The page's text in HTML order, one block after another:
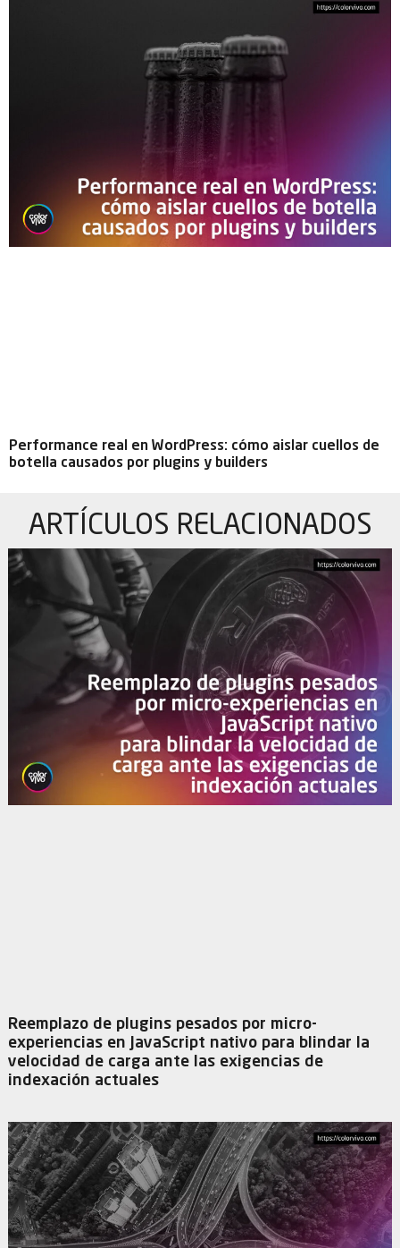
Performance real en WordPress: cómo aislar cuellos de
botella causados por plugins y builders
ARTÍCULOS RELACIONADOS
Reemplazo de plugins pesados por micro-
experiencias en JavaScript nativo para blindar la
velocidad de carga ante las exigencias de
indexación actuales